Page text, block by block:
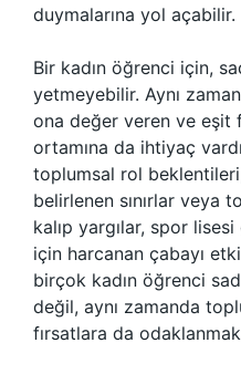
duymalarına yol açabilir.
Bir kadın öğrenci için,
yetmeyebilir. Aynı
ona değer veren ve eşit
ortamına da ihtiyaç
toplumsal rol
belirlenen sınırlar veya
kalıp yargılar, spor
için harcanan çabayı
birçok kadın öğrenci
değil, aynı zamanda
fırsatlara da